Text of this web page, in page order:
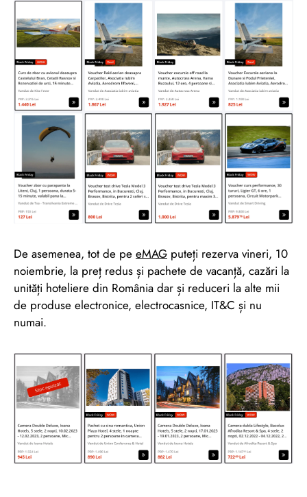
De asemenea, tot de pe eMAG puteți rezerva vineri, 10
noiembrie, la preț redus și pachete de vacanță, cazări la
unități hoteliere din România dar și reduceri la alte mii
de produse electronice, electrocasnice, IT&C și nu
numai.